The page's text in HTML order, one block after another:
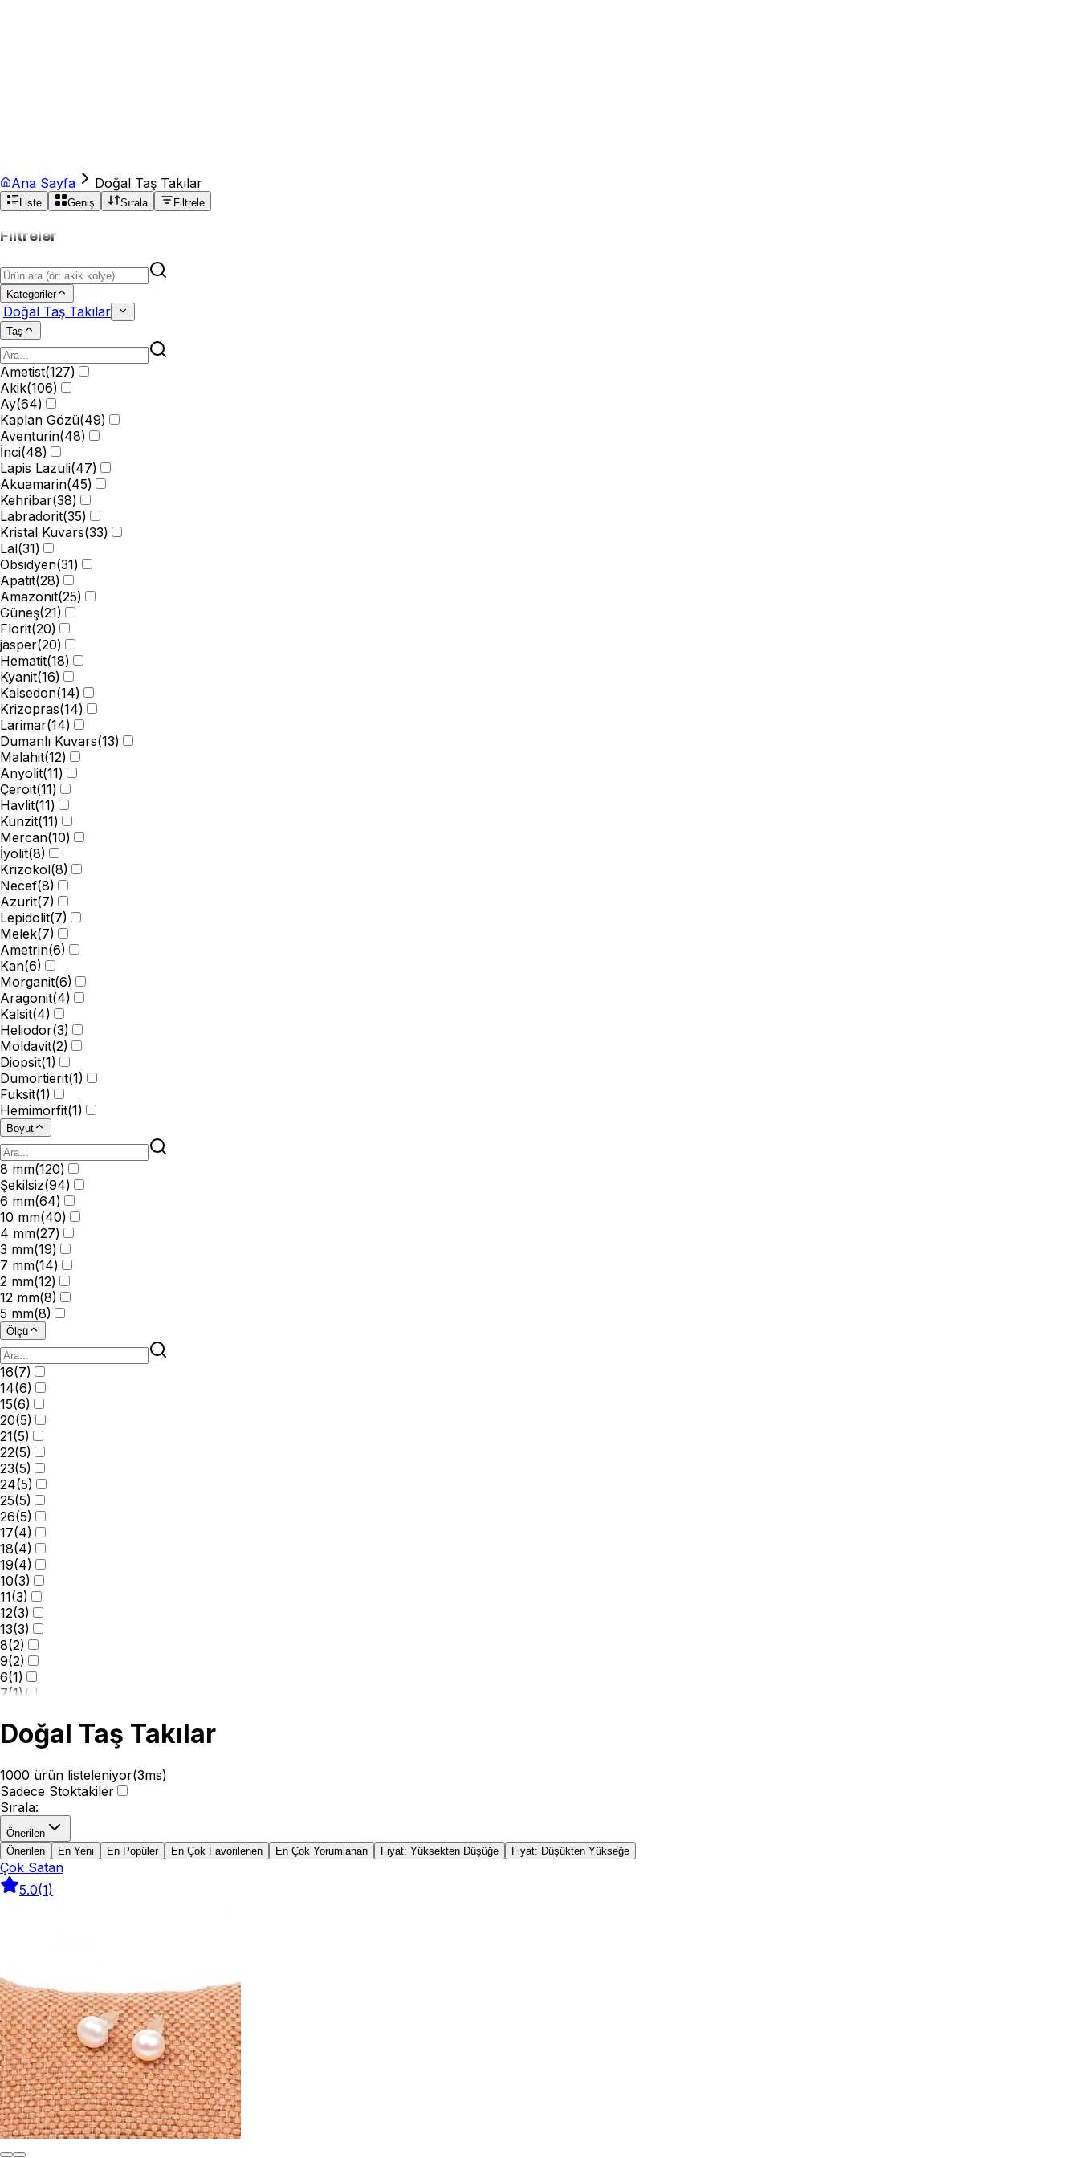
Ana Sayfa Doğal Taş Takılar
Liste Geniş Sırala Filtrele
Filtreler
Kategoriler
Doğal Taş Takılar
Taş
Ametist(127)
Akik(106)
Ay(64)
Kaplan Gözü(49)
Aventurin(48)
İnci(48)
Lapis Lazuli(47)
Akuamarin(45)
Kehribar(38)
Labradorit(35)
Kristal Kuvars(33)
Lal(31)
Obsidyen(31)
Apatit(28)
Amazonit(25)
Güneş(21)
Florit(20)
jasper(20)
Hematit(18)
Kyanit(16)
Kalsedon(14)
Krizopras(14)
Larimar(14)
Dumanlı Kuvars(13)
Malahit(12)
Anyolit(11)
Çeroit(11)
Havlit(11)
Kunzit(11)
Mercan(10)
İyolit(8)
Krizokol(8)
Necef(8)
Azurit(7)
Lepidolit(7)
Melek(7)
Ametrin(6)
Kan(6)
Morganit(6)
Aragonit(4)
Kalsit(4)
Heliodor(3)
Moldavit(2)
Diopsit(1)
Dumortierit(1)
Fuksit(1)
Hemimorfit(1)
Boyut
8 mm(120)
Şekilsiz(94)
6 mm(64)
10 mm(40)
4 mm(27)
3 mm(19)
7 mm(14)
2 mm(12)
12 mm(8)
5 mm(8)
Ölçü
16(7)
14(6)
15(6)
20(5)
21(5)
22(5)
23(5)
24(5)
25(5)
26(5)
17(4)
18(4)
19(4)
10(3)
11(3)
12(3)
13(3)
8(2)
9(2)
6(1)
7(1)
Doğal Taş Takılar
1000 ürün listeleniyor(3ms)
Sadece Stoktakiler
Sırala:
Önerilen
Önerilen
En Yeni En Popüler En Çok Favorilenen En Çok Yorumlanan Fiyat: Yüksekten Düşüğe Fiyat: Düşükten Yükseğe
Çok Satan
5.0(1)